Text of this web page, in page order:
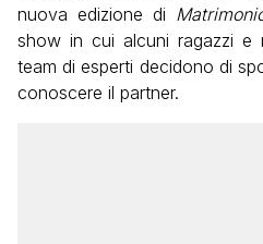
nuova edizione di
show in cui alcuni ragazzi e
team di esperti decidono di
conoscere il partner.